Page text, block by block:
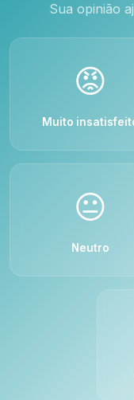
Sua opinião
😡
Muito
😐
Neutro